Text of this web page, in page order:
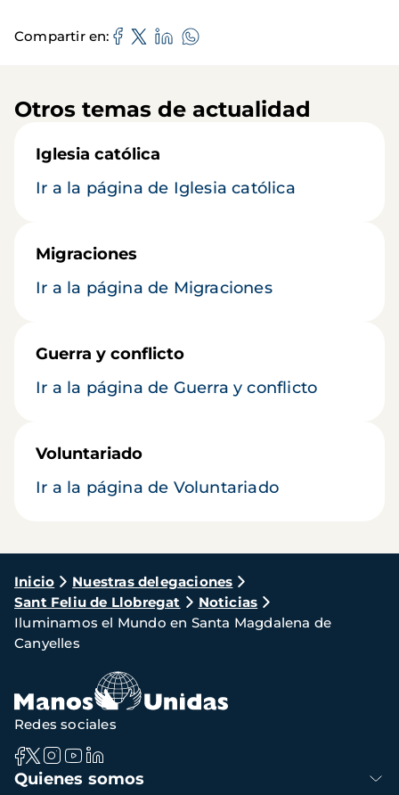
Compartir en
Otros temas de actualidad
Iglesia católica
Ir a la página de Iglesia católica
Migraciones
Ir a la página de Migraciones
Guerra y conflicto
Ir a la página de Guerra y conflicto
Voluntariado
Ir a la página de Voluntariado
Ruta
de
navegación
Inicio
Nuestras delegaciones
Sant Feliu de Llobregat
Noticias
Iluminamos el Mundo en Santa Magdalena de
Canyelles
Navegación
principal
Quienes somos
Redes sociales